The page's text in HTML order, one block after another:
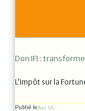
Don IFI :
L’Impôt sur la
Publié leAvr 16